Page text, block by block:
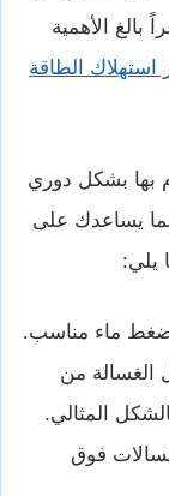
بالغ الأهمية
استهلاك الطاقة
بها بشكل دوري
يساعدك على
يلي:
ضغط ماء مناسب.
من
المثالي.
فوق